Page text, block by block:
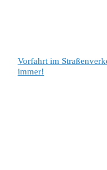
Vorfahrt im
immer!